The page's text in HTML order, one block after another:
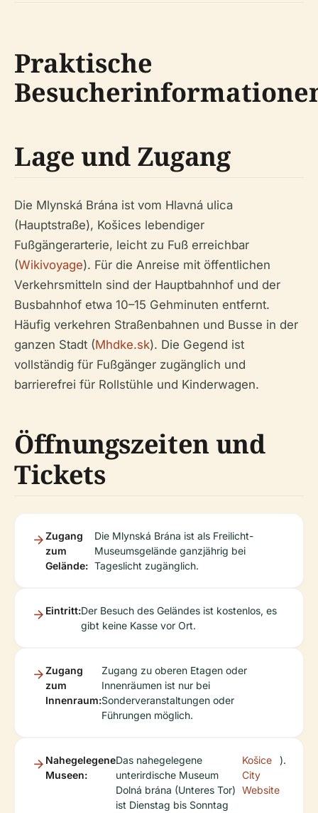
Praktische
Lage und Zugang
Die Mlynská Brána ist vom Hlavná ulica
(Hauptstraße), Košices lebendiger
Fußgängerarterie, leicht zu Fuß erreichbar
(Wikivoyage). Für die Anreise mit öffentlichen
Verkehrsmitteln sind der Hauptbahnhof und der
Busbahnhof etwa 10–15 Gehminuten entfernt.
Häufig verkehren Straßenbahnen und Busse in der
ganzen Stadt (Mhdke.sk). Die Gegend ist
vollständig für Fußgänger zugänglich und
barrierefrei für Rollstühle und Kinderwagen.
Öffnungszeiten und
Tickets
Zugang
zum
Gelände:
Die Mlynská Brána ist als Freilicht-
Museumsgelände ganzjährig bei
Tageslicht zugänglich.
Eintritt:Der Besuch des Geländes ist kostenlos, es
gibt keine Kasse vor Ort.
Zugang
zum
Innenraum:
Zugang zu oberen Etagen oder
Innenräumen ist nur bei
Sonderveranstaltungen oder
Führungen möglich.
Nahegelegene
Museen:
Das nahegelegene
unterirdische Museum
Dolná brána (Unteres Tor)
ist Dienstag bis Sonntag
Košice
City
Website
).